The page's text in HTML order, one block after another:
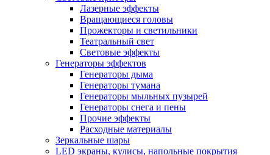
Лазерные эффекты
Вращающиеся головы
Прожекторы и светильники
Театральный свет
Световые эффекты
Генераторы эффектов
Генераторы дыма
Генераторы тумана
Генераторы мыльных пузырей
Генераторы снега и пены
Прочие эффекты
Расходные материалы
Зеркальные шары
LED экраны, кулисы, напольные покрытия